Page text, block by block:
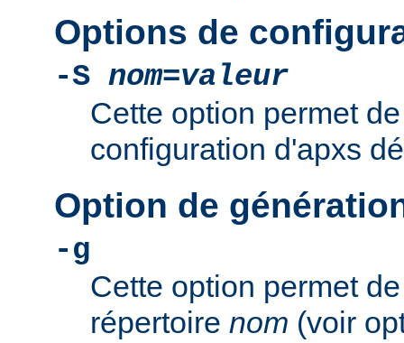
Options de
-S nom=valeur
Cette option permet
configuration d'apxs
Option de
-g
Cette option permet
répertoire nom (voir